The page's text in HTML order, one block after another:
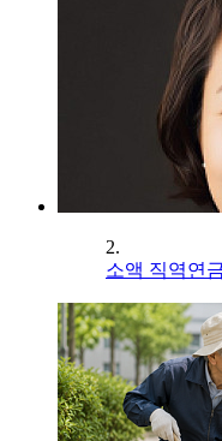
2.
소액 직역연